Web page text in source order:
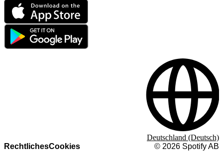
RechtlichesCookies © 2026 Spotify AB
Deutschland (Deutsch)